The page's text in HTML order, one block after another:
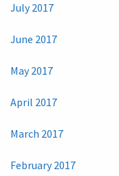
July 2017
June 2017
May 2017
April 2017
March 2017
February 2017